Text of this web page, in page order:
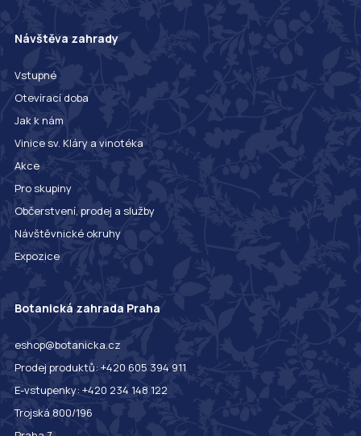
Návštěva zahrady
Vstupné
Otevírací doba
Jak k nám
Vinice sv. Kláry a vinotéka
Akce
Pro skupiny
Občerstvení, prodej a služby
Návštěvnické okruhy
Expozice
Botanická zahrada Praha
eshop@botanicka.cz
Prodej produktů: +420 605 394 911
E-vstupenky: +420 234 148 122
Trojská 800/196